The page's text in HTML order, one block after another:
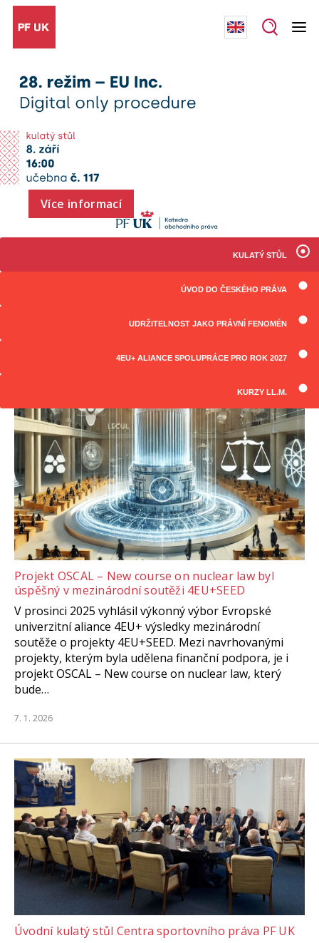
KULATÝ STŮL
ÚVOD DO ČESKÉHO PRÁVA
UDRŽITELNOST JAKO PRÁVNÍ FENOMÉN
4EU+ ALIANCE SPOLUPRÁCE PRO ROK 2027
KURZY LL.M.
Více informací
Všechny články
Projekt OSCAL – New course on nuclear law byl
úspěšný v mezinárodní soutěži 4EU+SEED
V prosinci 2025 vyhlásil výkonný výbor Evropské
univerzitní aliance 4EU+ výsledky mezinárodní
soutěže o projekty 4EU+SEED. Mezi navrhovanými
projekty, kterým byla udělena finanční podpora, je i
projekt OSCAL – New course on nuclear law, který
bude…
7. 1. 2026
Úvodní kulatý stůl Centra sportovního práva PF UK